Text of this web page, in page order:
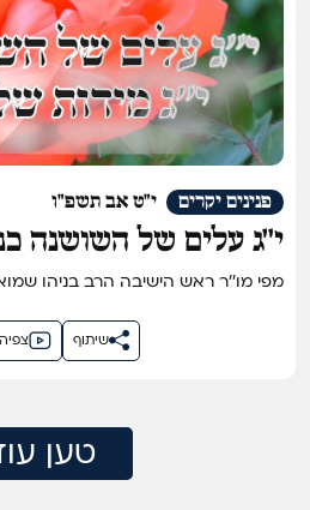
י"ט אב תשפ"ו פנינים יקרים
י''ג עלים של השושנה
רחמים
מפי מו''ר ראש הישיבה הרב בניהו שמואלי שליט''א
שיתוף
טען